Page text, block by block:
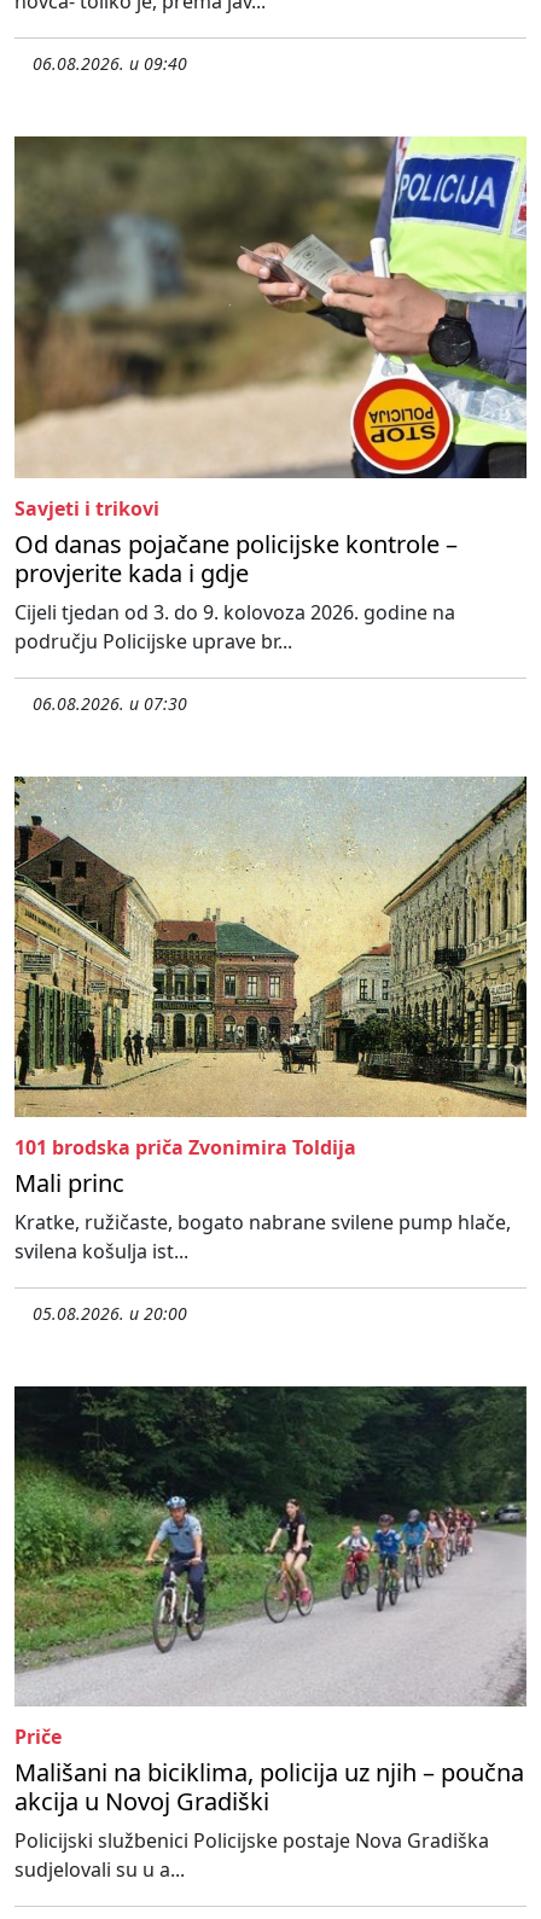
06.08.2026. u 09:40
Savjeti i trikovi
Od danas pojačane policijske kontrole –
provjerite kada i gdje
Cijeli tjedan od 3. do 9. kolovoza 2026. godine na
području Policijske uprave br...
06.08.2026. u 07:30
101 brodska priča Zvonimira Toldija
Mali princ
Kratke, ružičaste, bogato nabrane svilene pump hlače,
svilena košulja ist...
05.08.2026. u 20:00
Priče
Mališani na biciklima, policija uz njih – poučna
akcija u Novoj Gradiški
Policijski službenici Policijske postaje Nova Gradiška
sudjelovali su u a...